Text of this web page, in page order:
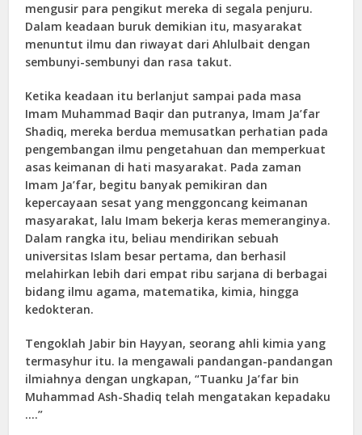
mengusir para pengikut mereka di segala penjuru.
Dalam keadaan buruk demikian itu, masyarakat
menuntut ilmu dan riwayat dari Ahlulbait dengan
sembunyi-sembunyi dan rasa takut.
Ketika keadaan itu berlanjut sampai pada masa
Imam Muhammad Baqir dan putranya, Imam Ja’far
Shadiq, mereka berdua memusatkan perhatian pada
pengembangan ilmu pengetahuan dan memperkuat
asas keimanan di hati masyarakat. Pada zaman
Imam Ja’far, begitu banyak pemikiran dan
kepercayaan sesat yang menggoncang keimanan
masyarakat, lalu Imam bekerja keras memeranginya.
Dalam rangka itu, beliau mendirikan sebuah
universitas Islam besar pertama, dan berhasil
melahirkan lebih dari empat ribu sarjana di berbagai
bidang ilmu agama, matematika, kimia, hingga
kedokteran.
Tengoklah Jabir bin Hayyan, seorang ahli kimia yang
termasyhur itu. Ia mengawali pandangan-pandangan
ilmiahnya dengan ungkapan, “Tuanku Ja’far bin
Muhammad Ash-Shadiq telah mengatakan kepadaku
….”